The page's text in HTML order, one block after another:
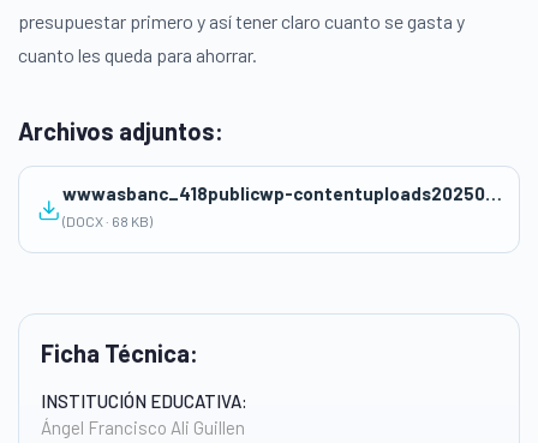
Ficha Técnica:
INSTITUCIÓN EDUCATIVA:
Ángel Francisco Ali Guillen
presupuestar primero y así tener claro cuanto se gasta y
cuanto les queda para ahorrar.
Archivos adjuntos:
wwwasbanc_418publicwp-contentuploads202507SESION-DE-APRENDIZAJE-EF.docx
(DOCX · 68 KB)